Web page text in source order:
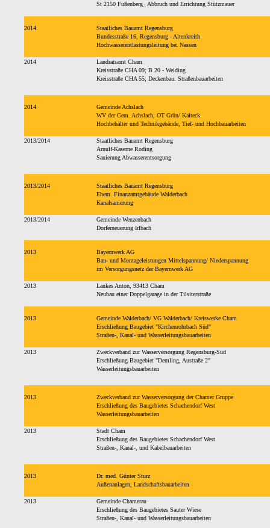
St 2150 Fußenberg_ Abbruch und Errichtung Stützmauer
2014
Staatliches Bauamt Regensburg
Bundesstraße 16, Regensburg - Altenkreith
Hochwasserentlastungsleitung bei Nassen
2014
Landratsamt Cham
Kreisstraße CHA 09; B 20 - Weiding
Kreisstraße CHA 55; Deckenbau. Straßenbauarbeiten
2014
Gemeinde Achslach
WV der Gem. Achslach, OT Grün/ Kalteck
Hochbehälter und Technikgebäude, Tief- und Hochbauarbeiten
2013/2014
Staatliches Bauamt Regensburg
Arnulf-Kaserne Roding
Sanierung Abwasserentsorgung
2013/2014
Staatliches Bauamt Regensburg
Ehem. Finanzamtgebäude Walderbach
Kanalsanierung
2013/2014
Gemeinde Wenzenbach
Dorferneuerung Irlbach
2013
Bayernwerk AG
Bau- und Montageleistungen Mittelspannung/ Niederspannung
im Versorgungsnetz der Bayernwerk AG
2013
Lankes Anton, 93413 Cham
Neubau einer Doppelgarage in der Tilsiterstraße
2013
Gemeinde Walderbach/ VG Walderbach/ Kreiswerke Cham
Erschließung Baugebiet "Kirchenrohrbach Süd"
Straßen-, Kanal- und Wasserleitungsbauarbeiten
2013
Zweckverband zur Wasserversorgung Regensburg-Süd
Erschließung Baugebiet "Demling, Austraße 2"
Wasserleitungsbauarbeiten
2013
Zweckverband zur Wasserversorgung der Chamer Gruppe
Erschließung des Baugebietes Schachendorf West
Wasserleitungsbauarbeiten
2013
Stadt Cham
Erschließung des Baugebietes Schachendorf West
Straßen-, Kanal-, und Kabelbauarbeiten
2013
Dr. med. Günter Sturz
Außenanlagen, Landschaftsbauarbeiten
2013
Gemeinde Chamerau
Erschließung des Baugebietes Sauter Wiese
Straßen-, Kanal- und Wasserleitungsbauarbeiten